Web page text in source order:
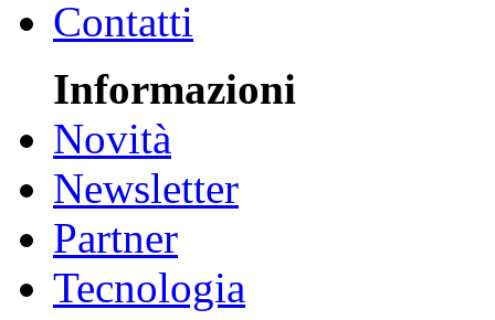
Contatti
Informazioni
Novità
Newsletter
Partner
Tecnologia